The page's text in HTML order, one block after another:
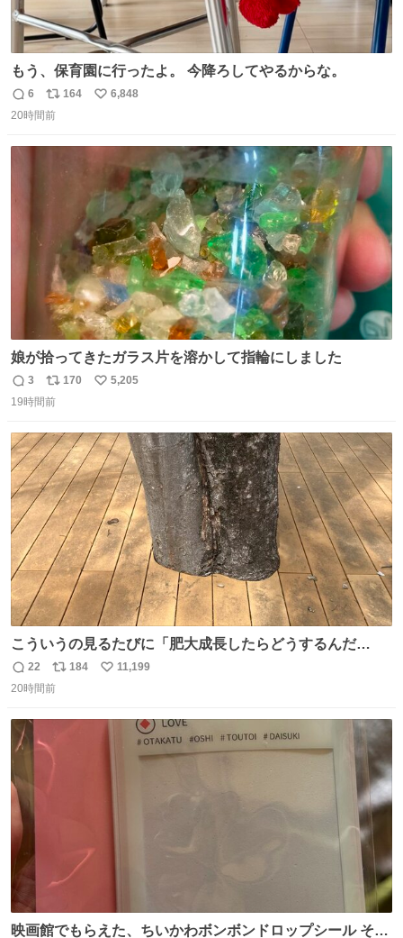
もう、保育園に行ったよ。 今降ろしてやるからな。
返
信
6
リ
ポ
164
い
6,848
20時間前
娘が拾ってきたガラス片を溶かして指輪にしました
返
信
3
リ
ポ
ト
数
170
い
数
5,205
19時間前
こういうの見るたびに「肥大成長したらどうするんだ
ろ…」って心配になっちゃう．
返
信
22
リ
ポ
184
い
数
11,199
20時間前
映画館でもらえた、ちいかわボンボンドロップシール その